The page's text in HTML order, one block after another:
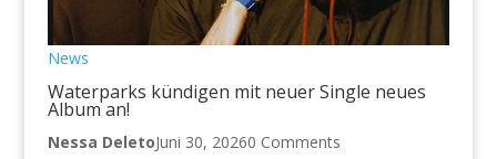
News
Waterparks kündigen mit neuer Single neues
Album an!
Nessa DeletoJuni 30, 20260 Comments